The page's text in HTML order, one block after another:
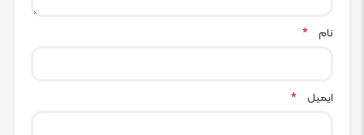
نام *
ایمیل *